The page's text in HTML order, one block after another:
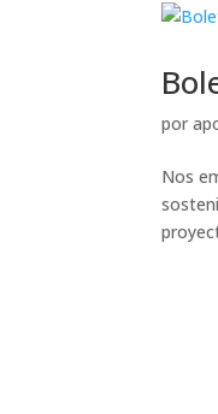
por
Nos